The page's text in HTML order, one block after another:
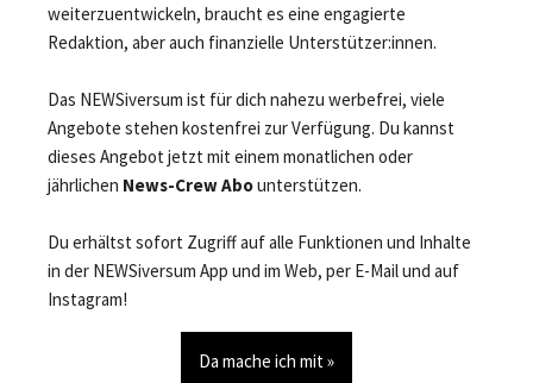
weiterzuentwickeln, braucht es eine engagierte
Redaktion, aber auch finanzielle Unterstützer:innen.
Das NEWSiversum ist für dich nahezu werbefrei, viele
Angebote stehen kostenfrei zur Verfügung. Du kannst
dieses Angebot jetzt mit einem monatlichen oder
jährlichen News-Crew Abounterstützen.
Du erhältst sofort Zugriff auf alle Funktionen und Inhalte
in der NEWSiversum App und im Web, per E-Mail und auf
Instagram!
Da mache ich mit »